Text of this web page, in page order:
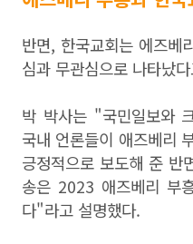
반면, 한국교회는 에즈베
심과 무관심으로 나타났
박 박사는 "국민일보와
국내 언론들이 애즈베리
긍정적으로 보도해 준 반
송은 2023 애즈베리 부
다"라고 설명했다.